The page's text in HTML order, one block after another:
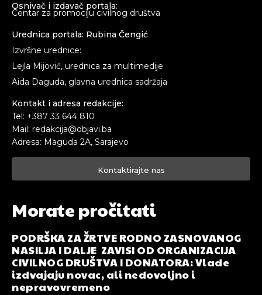
Osnivač i izdavač portala:
Centar za promociju civilnog društva
Urednica portala: Rubina Čengić
Izvršne urednice:
Lejla Mijović, urednica za multimedije
Aida Daguda, glavna urednica sadržaja
Kontakt i adresa redakcije:
Tel: +387 33 644 810
Mail: redakcija@objavi.ba
Adresa: Maguda 2A, Sarajevo
Kontaktirajte nas
Morate pročitati
PODRŠKA ZA ŽRTVE RODNO ZASNOVANOG
NASILJA I DALJE ZAVISI OD ORGANIZACIJA
CIVILNOG DRUŠTVA I DONATORA: Vlade
izdvajaju novac, ali nedovoljno i
nepravovremeno